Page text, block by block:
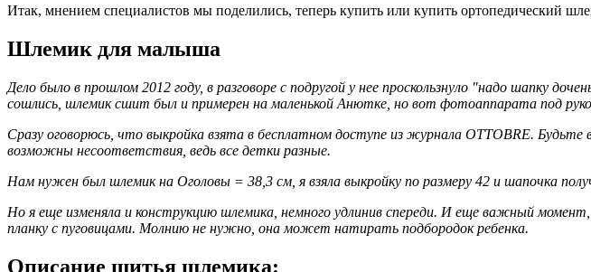
Итак, мнением специалистов мы поделились, теперь купить или купить ортопедический
Шлемик для малыша
Дело было в прошлом 2012 году, в разговоре с подругой у нее проскользнуло "надо шапку
сошлись, шлемик сшит был и примерен на маленькой Анютке, но вот фотоаппарата под
Сразу оговорюсь, что выкройка взята в бесплатном доступе из журнала OTTOBRE.
возможны несоответствия, ведь все детки разные.
Нам нужен был шлемик на Оголовы = 38,3 см, я взяла выкройку по размеру 42 и шапочка
Но я еще изменяла и конструкцию шлемика, немного удлинив спереди. И еще важный
планку с пуговицами. Молнию не нужно, она может натирать подбородок ребенка.
Описание шитья шлемика: